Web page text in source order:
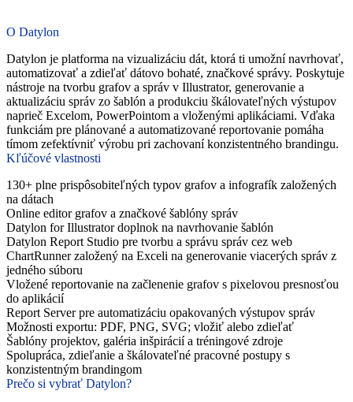
O Datylon
Datylon je platforma na vizualizáciu dát, ktorá ti umožní navrhovať,
automatizovať a zdieľať dátovo bohaté, značkové správy. Poskytuje
nástroje na tvorbu grafov a správ v Illustrator, generovanie a
aktualizáciu správ zo šablón a produkciu škálovateľných výstupov
naprieč Excelom, PowerPointom a vloženými aplikáciami. Vďaka
funkciám pre plánované a automatizované reportovanie pomáha
tímom zefektívniť výrobu pri zachovaní konzistentného brandingu.
Kľúčové vlastnosti
130+ plne prispôsobiteľných typov grafov a infografík založených
na dátach
Online editor grafov a značkové šablóny správ
Datylon for Illustrator doplnok na navrhovanie šablón
Datylon Report Studio pre tvorbu a správu správ cez web
ChartRunner založený na Exceli na generovanie viacerých správ z
jedného súboru
Vložené reportovanie na začlenenie grafov s pixelovou presnosťou
do aplikácií
Report Server pre automatizáciu opakovaných výstupov správ
Možnosti exportu: PDF, PNG, SVG; vložiť alebo zdieľať
Šablóny projektov, galéria inšpirácií a tréningové zdroje
Spolupráca, zdieľanie a škálovateľné pracovné postupy s
konzistentným brandingom
Prečo si vybrať Datylon?